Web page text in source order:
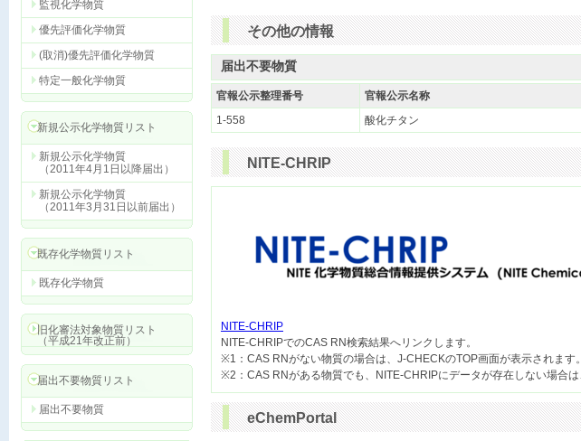
監視化学物質
優先評価化学物質
(取消)優先評価化学物質
特定一般化学物質
新規公示化学物質リスト
新規公示化学物質
（2011年4月1日以降届出）
新規公示化学物質
（2011年3月31日以前届出）
既存化学物質リスト
既存化学物質
旧化審法対象物質リスト
（平成21年改正前）
届出不要物質リスト
届出不要物質
その他の情報
届出不要物質
官報公示整理番号 官報公示名称
1-558
酸化チタン
NITE-CHRIP
NITE-CHRIP
NITE-CHRIPでのCAS RN検索結果へリンクします。
※1：CAS RNがない物質の場合は、J-CHECKのTOP画面が表示されます。
eChemPortal